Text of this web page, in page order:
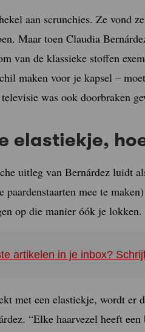
aan scrunchies. Ze vond
Maar toen Claudia
van de klassieke stoffen
maken voor je kapsel –
was ook doorbraken
elastiekje,
uitleg van Bernárdez luidt
paardenstaarten mee te
op die manier óók je lokken.
artikelen in je inbox?
met een elastiekje, wordt er
“Elke haarvezel heeft